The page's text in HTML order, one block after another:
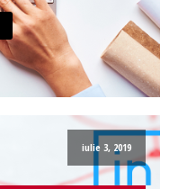
iulie 3, 2019